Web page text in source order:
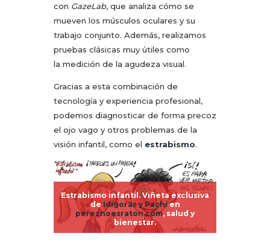
con GazeLab, que analiza cómo se
mueven los músculos oculares y su
trabajo conjunto. Además, realizamos
pruebas clásicas muy útiles como
la medición de la agudeza visual.
Gracias a esta combinación de
tecnología y experiencia profesional,
podemos diagnosticar de forma precoz
el ojo vago y otros problemas de la
visión infantil, como el estrabismo.
Estrabismo infantil. Viñeta exclusiva
de Idígoras y Pachien
pereznoesraton.com, salud y
bienestar.